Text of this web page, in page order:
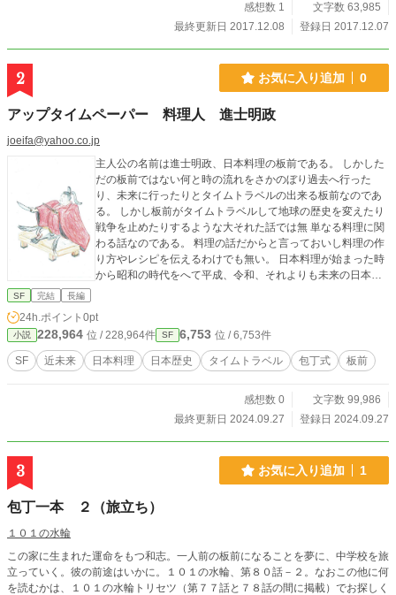
ovel/172101828/491152376 ・『日々是好日、希望が丘駅前
商店街－神神飯店エソ、オソオセヨ（にいらっしゃいま
ム元気に開店中～』https://ncode.syosetu.com/n7423cb/ ・
『Blue Mallowへようこそ～希望が丘駅前商店街』https://nc
ode.syosetu.com/n2519cc/
感想数 1
文字数 63,985
最終更新日 2017.12.08
登録日 2017.12.07
2 お気に入り追加 0
アップタイムペーパー 料理人 進士明政
joeifa@yahoo.co.jp
主人公の名前は進士明政、日本料理の板前である。 しかした
だの板前ではない何と時の流れをさかのぼり過去へ行った
り、未来に行ったりとタイムトラベルの出来る板前なのであ
る。 しかし板前がタイムトラベルして地球の歴史を変えたり
戦争を止めたりするような大それた話では無 単なる料理に関
わる話なのである。 料理の話だからと言っておいし料理の作
り方やレシピを伝えるわけでも無い。 日本料理が始まった時
から昭和の時代をへて平成、令和、それよりも未来の日本料
未来へと料理を食べに行く、そこで事件に巻き込まれたり、
歴史的な事件の真相を探るためにタイムトラベルする話なの
である。 最後には、アップタイムぺーパーと言うタイムマシ
ンを使い未来の日本料理の在り方等々を見る事となる。 果た
の経験と知識から進士明政を通して伝えていこう。 本文に入
る前に話しの整理をしておく。 誰もが食べる料理、日本料理
う。 包丁家は、大名や大きな武家屋敷で、毎日食べる料理や
法事お祝などの儀式時の料理や作法を提供して生計を立てき
た家で有る。 日本料理の作法それ何？と思われるが ここで
は、包丁式の事を指す。 話が難しくなるので本題の中で説明
日本が経済成長期の昭和六〇年頃で有る。 それでは進士明政
の体験する料理とタイムトラベルの世界へ・・・・・
SF 完結 長編
24h.ポイント 0pt
小説 228,964 位 / 228,964件 SF 6,753 位 / 6,753件
SF 近未来 日本料理 日本歴史 タイムトラベル 包丁式 板前
感想数 0
文字数 99,986
最終更新日 2024.09.27
登録日 2024.09.27
3 お気に入り追加 1
包丁一本 ２（旅立ち）
１０１の水輪
この家に生まれた運命をもつ和志。一人前の板前になることを夢に、中学校を旅
立っていく。彼の前途はいかに。１０１の水輪、第８０話－２。なおこの他に何
を読むかは、１０１の水輪トリセツ（第７７話と７８話の間に掲載）でお探しく